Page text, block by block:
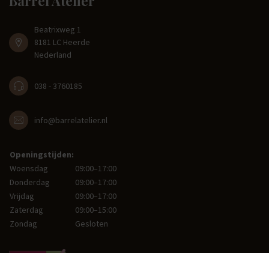
Beatrixweg 1
8181 LC Heerde
Nederland
038 - 3760185
info@barrelatelier.nl
Openingstijden:
Woensdag
09:00–17:00
Donderdag
09:00–17:00
Vrijdag
09:00–17:00
Zaterdag
09:00–15:00
Zondag
Gesloten